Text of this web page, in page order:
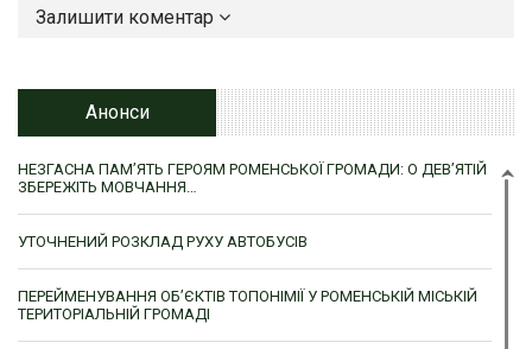
Залишити коментар
Анонси
НЕЗГАСНА ПАМ’ЯТЬ ГЕРОЯМ РОМЕНСЬКОЇ ГРОМАДИ: О ДЕВ’ЯТІЙ
ЗБЕРЕЖІТЬ МОВЧАННЯ…
УТОЧНЕНИЙ РОЗКЛАД РУХУ АВТОБУСІВ
ПЕРЕЙМЕНУВАННЯ ОБ’ЄКТІВ ТОПОНІМІЇ У РОМЕНСЬКІЙ МІСЬКІЙ
ТЕРИТОРІАЛЬНІЙ ГРОМАДІ